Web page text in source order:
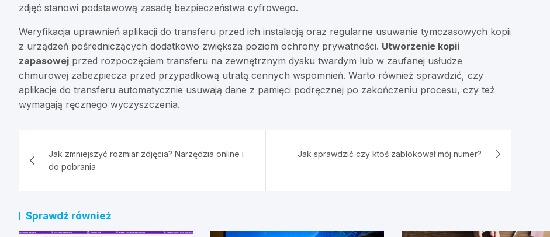
zdjęć stanowi podstawową zasadę bezpieczeństwa cyfrowego.
Weryfikacja uprawnień aplikacji do transferu przed ich instalacją oraz regularne usuwanie tymczasowych kopii
z urządzeń pośredniczących dodatkowo zwiększa poziom ochrony prywatności. Utworzenie kopii
zapasowej przed rozpoczęciem transferu na zewnętrznym dysku twardym lub w zaufanej usłudze
chmurowej zabezpiecza przed przypadkową utratą cennych wspomnień. Warto również sprawdzić, czy
aplikacje do transferu automatycznie usuwają dane z pamięci podręcznej po zakończeniu procesu, czy też
wymagają ręcznego wyczyszczenia.
wpisu
Jak zmniejszyć rozmiar zdjęcia? Narzędzia online i
do pobrania
Jak sprawdzić czy ktoś zablokował mój numer?
Sprawdź również